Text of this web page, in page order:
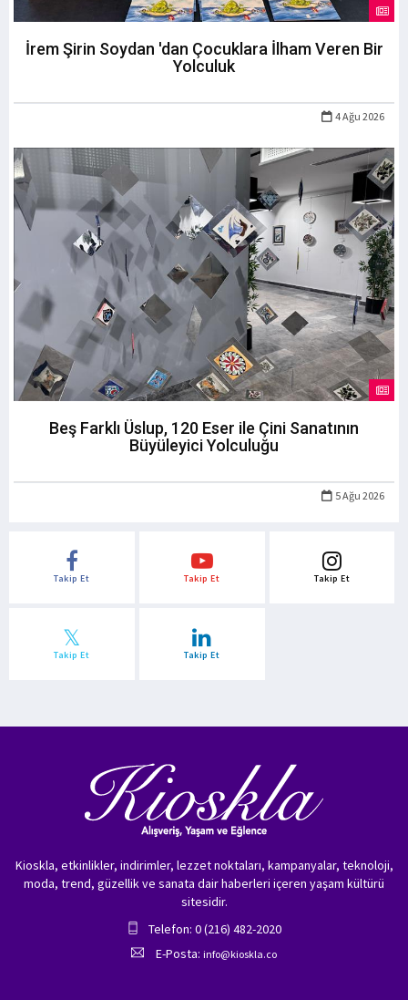
İrem Şirin Soydan 'dan Çocuklara İlham Veren Bir
Yolculuk
4 Ağu 2026
Beş Farklı Üslup, 120 Eser ile Çini Sanatının
Büyüleyici Yolculuğu
5 Ağu 2026
Takip Et Takip Et Takip Et
Takip Et Takip Et
Kioskla, etkinlikler, indirimler, lezzet noktaları, kampanyalar, teknoloji,
moda, trend, güzellik ve sanata dair haberleri içeren yaşam kültürü
sitesidir.
Telefon: 0 (216) 482-2020
E-Posta: info@kioskla.co